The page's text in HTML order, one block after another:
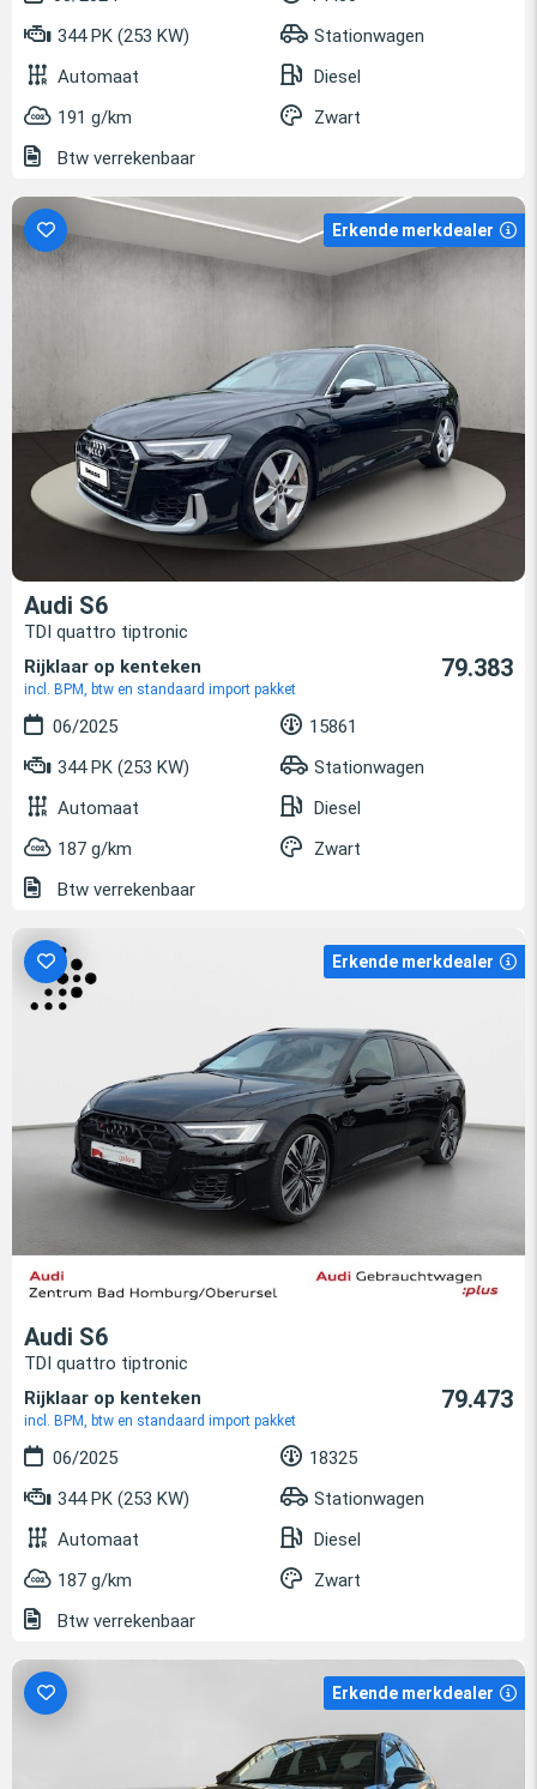
344 PK (253 KW)
Stationwagen
Automaat
Diesel
191 g/km
Zwart
Btw verrekenbaar
Erkende merkdealer
Audi S6
TDI quattro tiptronic
Rijklaar op kenteken
incl. BPM, btw en standaard import pakket
79.383
06/2025
15861
344 PK (253 KW)
Stationwagen
Automaat
Diesel
187 g/km
Zwart
Btw verrekenbaar
Erkende merkdealer
Audi S6
TDI quattro tiptronic
Rijklaar op kenteken
incl. BPM, btw en standaard import pakket
79.473
06/2025
18325
344 PK (253 KW)
Stationwagen
Automaat
Diesel
187 g/km
Zwart
Btw verrekenbaar
Erkende merkdealer